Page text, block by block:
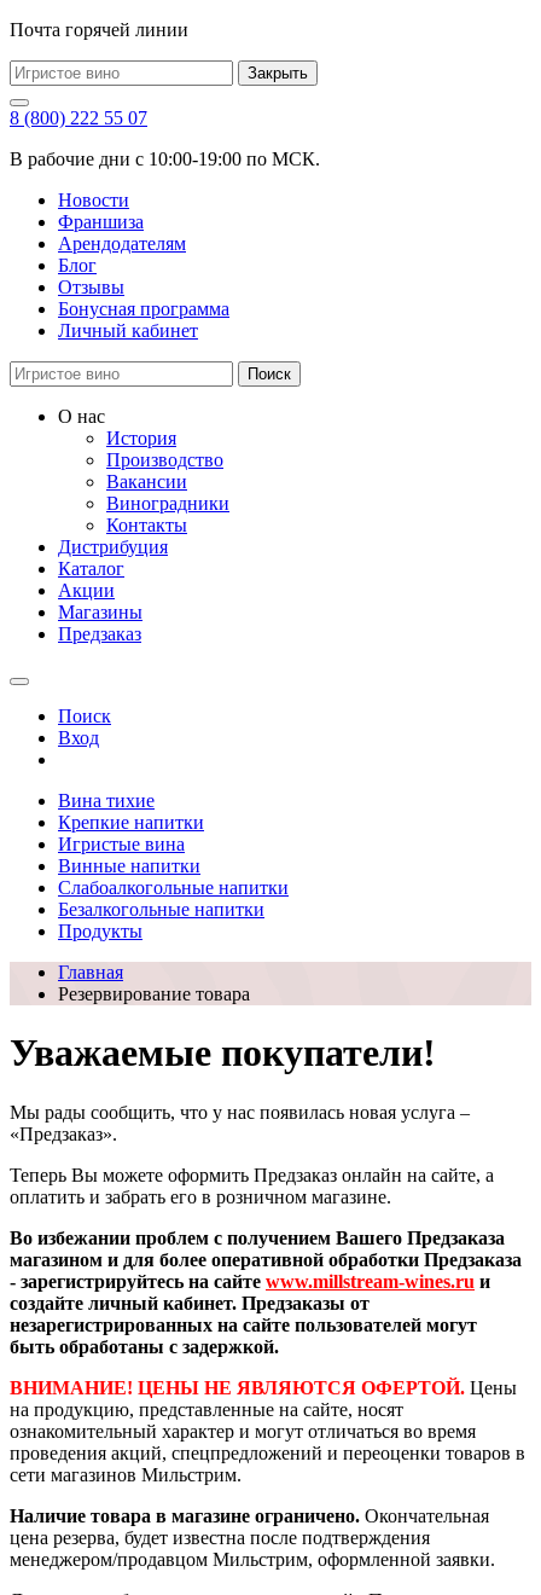
Почта горячей линии
Закрыть
8 (800) 222 55 07
В рабочие дни с 10:00-19:00 по МСК.
Новости
Франшиза
Арендодателям
Блог
Отзывы
Бонусная программа
Личный кабинет
Поиск
О нас
История
Производство
Вакансии
Виноградники
Контакты
Дистрибуция
Каталог
Акции
Магазины
Предзаказ
Поиск
Вход
Вина тихие
Крепкие напитки
Игристые вина
Винные напитки
Слабоалкогольные напитки
Безалкогольные напитки
Продукты
Главная
Резервирование товара
Уважаемые покупатели!
Мы рады сообщить, что у нас появилась новая услуга –
«Предзаказ».
Теперь Вы можете оформить Предзаказ онлайн на сайте, а
оплатить и забрать его в розничном магазине.
Во избежании проблем с получением Вашего Предзаказа
магазином и для более оперативной обработки Предзаказа
- зарегистрируйтесь на сайте www.millstream-wines.ru и
создайте личный кабинет. Предзаказы от
незарегистрированных на сайте пользователей могут
быть обработаны с задержкой.
ВНИМАНИЕ! ЦЕНЫ НЕ ЯВЛЯЮТСЯ ОФЕРТОЙ. Цены
на продукцию, представленные на сайте, носят
ознакомительный характер и могут отличаться во время
проведения акций, спецпредложений и переоценки товаров в
сети магазинов Мильстрим.
Наличие товара в магазине ограничено. Окончательная
цена резерва, будет известна после подтверждения
менеджером/продавцом Мильстрим, оформленной заявки.